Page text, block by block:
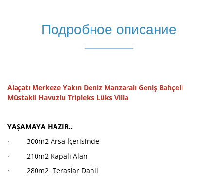
Подробное описание
Alaçatı Merkeze Yakın Deniz Manzaralı Geniş Bahçeli
Müstakil Havuzlu Tripleks Lüks Villa
YAŞAMAYA HAZIR..
· 300m2 Arsa İçerisinde
· 210m2 Kapalı Alan
· 280m2 Teraslar Dahil